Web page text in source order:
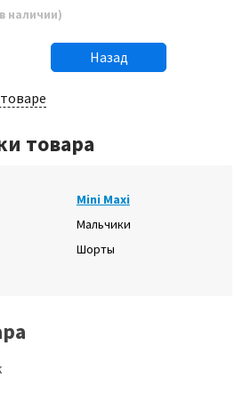
наличии)
Назад
товара
Mini Maxi
Мальчики
Шорты